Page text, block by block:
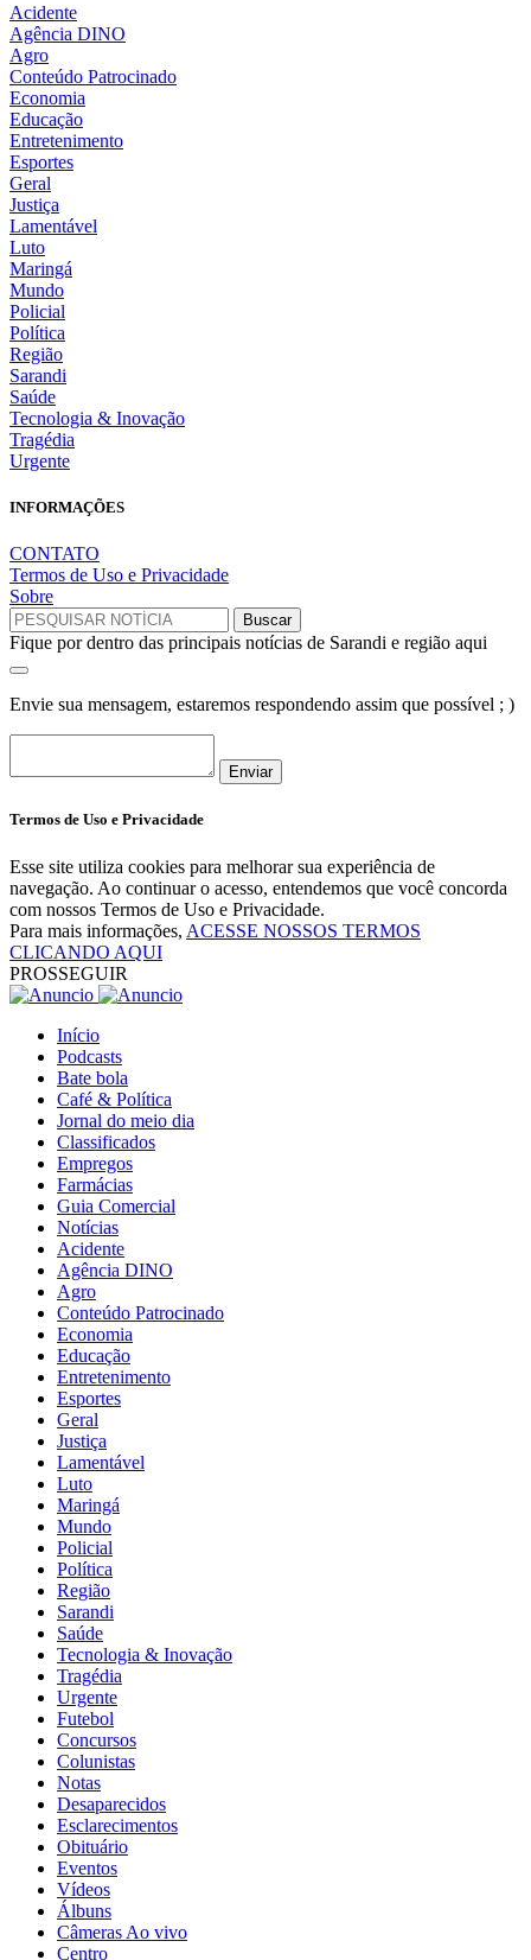
Acidente
Agência DINO
Agro
Conteúdo Patrocinado
Economia
Educação
Entretenimento
Esportes
Geral
Justiça
Lamentável
Luto
Maringá
Mundo
Policial
Política
Região
Sarandi
Saúde
Tecnologia & Inovação
Tragédia
Urgente
INFORMAÇÕES
CONTATO
Termos de Uso e Privacidade
Sobre
Fique por dentro das principais notícias de Sarandi e região aqui
Envie sua mensagem, estaremos respondendo assim que possível ; )
Enviar
Termos de Uso e Privacidade
Esse site utiliza cookies para melhorar sua experiência de
navegação. Ao continuar o acesso, entendemos que você concorda
com nossos Termos de Uso e Privacidade.
Para mais informações, ACESSE NOSSOS TERMOS
CLICANDO AQUI
PROSSEGUIR
Início
Podcasts
Bate bola
Café & Política
Jornal do meio dia
Classificados
Empregos
Farmácias
Guia Comercial
Notícias
Acidente
Agência DINO
Agro
Conteúdo Patrocinado
Economia
Educação
Entretenimento
Esportes
Geral
Justiça
Lamentável
Luto
Maringá
Mundo
Policial
Política
Região
Sarandi
Saúde
Tecnologia & Inovação
Tragédia
Urgente
Futebol
Concursos
Colunistas
Notas
Desaparecidos
Esclarecimentos
Obituário
Eventos
Vídeos
Álbuns
Câmeras Ao vivo
Centro